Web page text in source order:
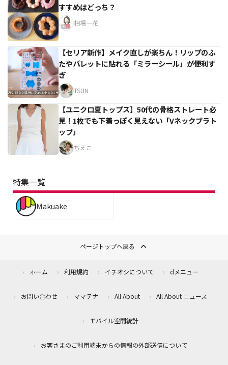
すすめはどっち？
相場一花
【セリア新作】メイク直しが楽ちん！リップのふ
たやパレットに貼れる「ミラーシール」が便利す
ぎ
TSUN
【ユニクロ夏トップス】50代の骨格ストレート必
見！1枚でも下着っぽく見えない「Vネックブラト
ップ」
ちえこ
特集一覧
Makuake
ページトップへ戻る
ホーム 利用規約 イチオシについて dメニュー
お問い合わせ ママテナ All About All About ニュース
モバイル空間統計
お客さまのご利用端末からの情報の外部送信について